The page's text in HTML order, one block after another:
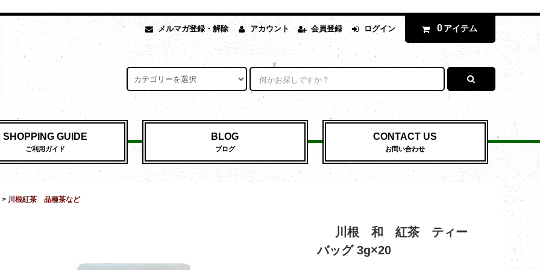
メルマガ登録・解除 アカウント 会員登録 ログイン 0 アイテム
SHOPPING GUIDE
ご利用ガイド
BLOG
ブログ
CONTACT US
お問い合わせ
> 川根紅茶 品種茶など
川根 和 紅茶 ティー
バッグ 3g×20